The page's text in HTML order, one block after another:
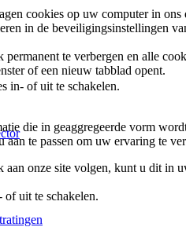
cookies op uw computer in
in de beveiligingsinstellingen
te verbergen en alle
of een nieuw tabblad opent.
in- of uit te schakelen.
die in geaggregeerde vorm
te passen om uw ervaring te
onze site volgen, kunt u dit in
uit te schakelen.